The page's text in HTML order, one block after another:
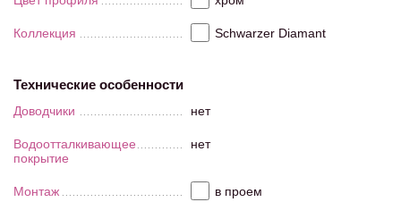
Коллекция Schwarzer Diamant
Технические особенности
Доводчики нет
Водоотталкивающее
покрытие
нет
Монтаж в проем